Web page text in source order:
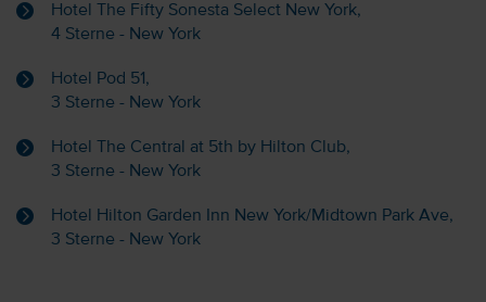
Hotel The Fifty Sonesta Select New York,
4 Sterne - New York
Hotel Pod 51,
3 Sterne - New York
Hotel The Central at 5th by Hilton Club,
3 Sterne - New York
Hotel Hilton Garden Inn New York/Midtown Park Ave,
3 Sterne - New York